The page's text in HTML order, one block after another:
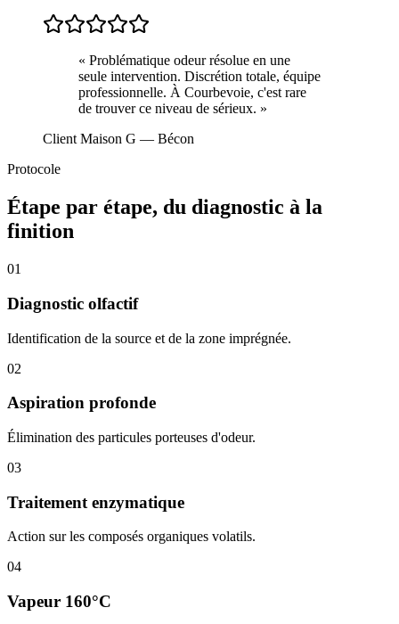
« Problématique odeur résolue en une
seule intervention. Discrétion totale, équipe
professionnelle. À Courbevoie, c'est rare
de trouver ce niveau de sérieux. »
Client Maison G — Bécon
Protocole
Étape par étape, du diagnostic à la
finition
01
Diagnostic olfactif
Identification de la source et de la zone imprégnée.
02
Aspiration profonde
Élimination des particules porteuses d'odeur.
03
Traitement enzymatique
Action sur les composés organiques volatils.
04
Vapeur 160°C